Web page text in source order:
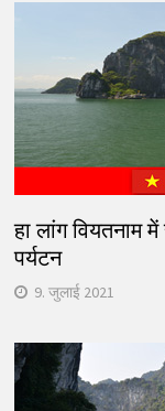
हा लांग वियतनाम
पर्यटन
9. जुलाई 2021